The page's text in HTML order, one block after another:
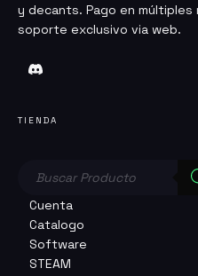
y decants. Pago en múltiples
soporte exclusivo via web.
TIENDA
Cuenta
Catalogo
Software
STEAM